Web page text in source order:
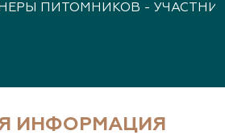
ПИТОМНИКОВ -
ИНФОРМАЦИЯ